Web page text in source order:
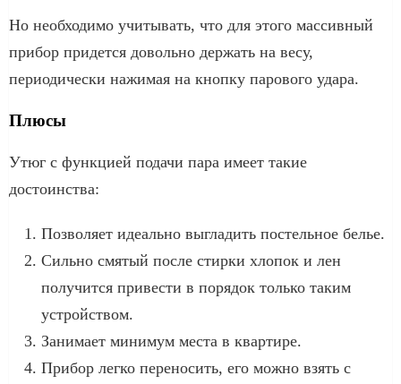
Но необходимо учитывать, что для этого массивный
прибор придется довольно держать на весу,
периодически нажимая на кнопку парового удара.
Плюсы
Утюг с функцией подачи пара имеет такие
достоинства:
Позволяет идеально выгладить постельное белье.
Сильно смятый после стирки хлопок и лен
получится привести в порядок только таким
устройством.
Занимает минимум места в квартире.
Прибор легко переносить, его можно взять с